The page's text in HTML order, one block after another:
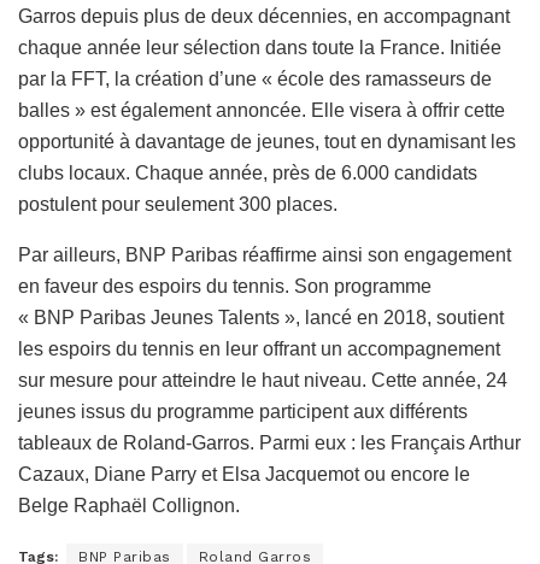
Garros depuis plus de deux décennies, en accompagnant
chaque année leur sélection dans toute la France. Initiée
par la FFT, la création d’une « école des ramasseurs de
balles » est également annoncée. Elle visera à offrir cette
opportunité à davantage de jeunes, tout en dynamisant les
clubs locaux. Chaque année, près de 6.000 candidats
postulent pour seulement 300 places.
Par ailleurs, BNP Paribas réaffirme ainsi son engagement
en faveur des espoirs du tennis. Son programme
« BNP Paribas Jeunes Talents », lancé en 2018, soutient
les espoirs du tennis en leur offrant un accompagnement
sur mesure pour atteindre le haut niveau. Cette année, 24
jeunes issus du programme participent aux différents
tableaux de Roland-Garros. Parmi eux : les Français Arthur
Cazaux, Diane Parry et Elsa Jacquemot ou encore le
Belge Raphaël Collignon.
Tags: BNP Paribas Roland Garros